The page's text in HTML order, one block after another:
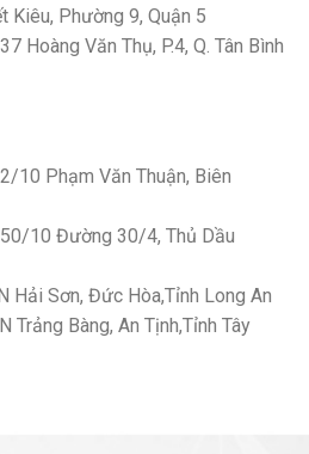
Kiêu, Phường 9, Quận 5
Hoàng Văn Thụ, P.4, Q. Tân Bình
10 Phạm Văn Thuận, Biên
50/10 Đường 30/4, Thủ Dầu
Hải Sơn, Đức Hòa,Tỉnh Long An
Trảng Bàng, An Tịnh,Tỉnh Tây